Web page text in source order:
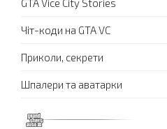
GTA Vice City Stories
Чіт-коди на GTA VC
Приколи, секрети
Шпалери та аватарки